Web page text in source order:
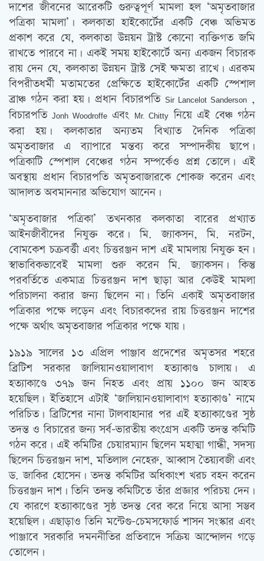
দাশের জীবনের আরেকটি গুরুত্বপূর্ণ মামলা হল ‘অমৃতবাজার
পত্রিকা মামলা’। কলকাতা হাইকোর্টের একটি বেঞ্চ অভিমত
প্রকাশ করে যে, কলকাতা উন্নয়ন ট্রাস্ট কোনো ব্যক্তিগত জমি
রাখতে পারবে না। একই সময় হাইকোর্টে অন্য একজন বিচারক
রায় দেন যে, কলকাতা উন্নয়ন ট্রাস্ট সেই ক্ষমতা রাখে। এরকম
বিপরীতধর্মী মতামতের প্রেক্ষিতে হাইকোর্টের একটি স্পেশাল
ব্রাঞ্চ গঠন করা হয়। প্রধান বিচারপতি Sir Lancelot Sanderson,
বিচারপতিJonh Woodroffeএবং Mr. Chitty নিয়ে এই বেঞ্চ গঠন
করা হয়। কলকাতার অন্যতম বিখ্যাত দৈনিক পত্রিকা
অমৃতবাজার এ ব্যাপারে মন্তব্য করে সম্পাদকীয় ছাপে।
পত্রিকাটি স্পেশাল বেঞ্চের গঠন সম্পর্কেও প্রশ্ন তোলে। এই
অবস্থায় প্রধান বিচারপতি অমৃতবাজারকে শোকজ করেন এবং
আদালত অবমাননার অভিযোগ আনেন।
‘অমৃতবাজার পত্রিকা’ তখনকার কলকাতা বারের প্রখ্যাত
আইনজীবীদের নিযুক্ত করে। মি. জ্যাকসন, মি. নরটন,
বোমকেশ চক্রবর্ত্তী এবং চিত্তরঞ্জন দাশ এই মামলায় নিযুক্ত হন।
স্বাভাবিকভাবেই মামলা শুরু করেন মি. জ্যাকসন। কিন্তু
পরবর্তিতে একমাত্র চিত্তরঞ্জন দাশ ছাড়া আর কেউই মামলা
পরিচালনা করার জন্য ছিলেন না। তিনি একাই অমৃতবাজার
পত্রিকার পক্ষে লড়েন এবং বিচারকদের রায় চিত্তরঞ্জন দাশের
পক্ষে অর্থাৎ অমৃতবাজার পত্রিকার পক্ষে যায়।
১৯১৯ সালের ১৩ এপ্রিল পাঞ্জাব প্রদেশের অমৃতসর শহরে
ব্রিটিশ সরকার জালিয়ানওয়ালাবাগ হত্যাকাণ্ড চালায়। এ
হত্যাকাণ্ডে ৩৭৯ জন নিহত এবং প্রায় ১১০০ জন আহত
হয়েছিল। ইতিহাসে এটাই ‘জালিয়ানওয়ালাবাগ হত্যাকাণ্ড’ নামে
পরিচিত। ব্রিটিশের নানা টালবাহানার পর এই হত্যাকাণ্ডের সুষ্ঠ
তদন্ত ও বিচারের জন্য সর্ব-ভারতীয় কংগ্রেস একটি তদন্ত কমিটি
গঠন করে। এই কমিটির চেয়ারম্যান ছিলেন মহাত্মা গান্ধী, সদস্য
ছিলেন চিত্তরঞ্জন দাশ, মতিলাল নেহেরু, আব্বাস তৈয়্যবজী এবং
ড. জাকির হোসেন। তদন্ত কমিটির অধিকাংশ খরচ বহন করেন
চিত্তরঞ্জন দাশ। তিনি তদন্ত কমিটিতে তাঁর প্রজ্ঞার পরিচয় দেন।
যে কারণে হত্যাকাণ্ডের সুষ্ঠ তদন্ত বের করে নিয়ে আসা সম্ভব
হয়েছিল। এছাড়াও তিনি মন্টেগু-চেমসফোর্ড শাসন সংস্কার এবং
পাঞ্জাবে সরকারি দমননীতির প্রতিবাদে সক্রিয় আন্দোলন গড়ে
তোলেন।